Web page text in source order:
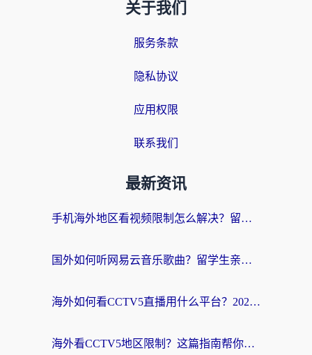
关于我们
服务条款
隐私协议
应用权限
联系我们
最新资讯
手机海外地区看视频限制怎么解决？留学生亲测有效的回国加速器指南
国外如何听网易云音乐歌曲？留学生亲测有效的回国加速方案
海外如何看CCTV5直播用什么平台？2026最新指南：看欧洲杯、中超、奥运不再卡
海外看CCTV5地区限制？这篇指南帮你流畅看欧洲杯、NBA还听中文解说